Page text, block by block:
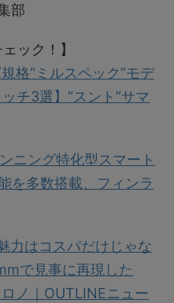
部
ック！】
格“ミルスペック”モデ
チ3選】“スント”サマ
ニング特化型スマート
を多数搭載、フィンラ
力はコスパだけじゃな
で見事に再現した
ノ｜OUTLINEニュー